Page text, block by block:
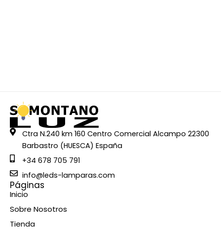
Ctra N.240 km 160 Centro Comercial Alcampo 22300
Barbastro (HUESCA) España
+34 678 705 791
info@leds-lamparas.com
Páginas
Inicio
Sobre Nosotros
Tienda